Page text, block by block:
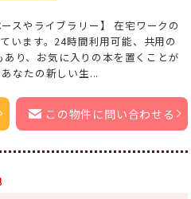
スやライブラリー】 在宅ワークの
います。24時間利用可能、共用の
り、お気に入りの本を置くことが
なたの新しい生...
この物件に問い合わせる